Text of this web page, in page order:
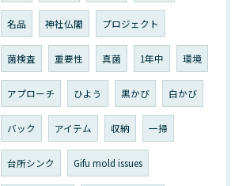
名品 神社仏閣 プロジェクト
菌検査 重要性 真菌 1年中 環境
アプローチ ひよう 黒かび 白かび
バック アイテム 収納 一掃
台所シンク Gifu mold issues